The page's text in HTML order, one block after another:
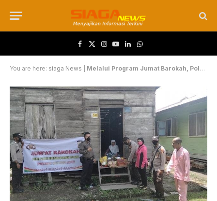
Facebook
X (Twitter)
Instagram
YouTube
LinkedInWhatsApp
You are here: siaga News Melalui Program Jumat Barokah, Polres Siak Bantu Masayarakat Yang Membutuhkan